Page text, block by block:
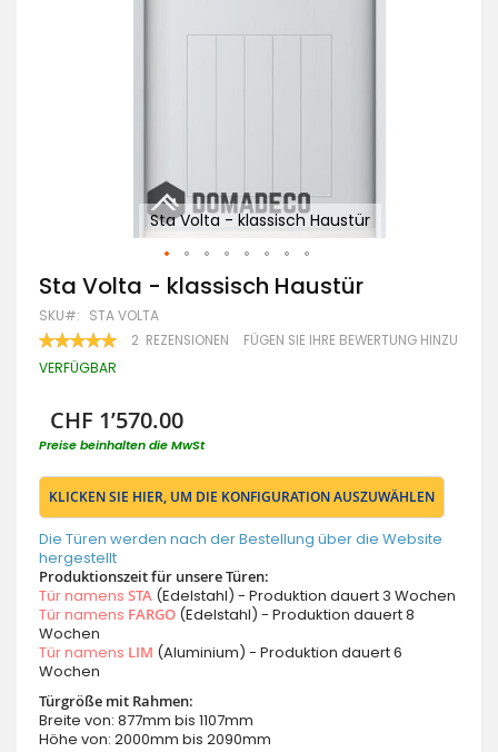
Sta Volta - klassisch Haustür
Zum
Anfang
der
Bildgalerie
springen
Sta Volta - klassisch Haustür
SKU STA VOLTA
BEWERTUNG:
100
2 REZENSIONEN FÜGEN SIE IHRE BEWERTUNG HINZU
VERFÜGBAR
CHF 1’570.00
Preise beinhalten die MwSt
KLICKEN SIE HIER, UM DIE KONFIGURATION AUSZUWÄHLEN
Die Türen werden nach der Bestellung über die Website
hergestellt
Produktionszeit für unsere Türen:
Tür namens STA (Edelstahl) - Produktion dauert 3 Wochen
Tür namens FARGO (Edelstahl) - Produktion dauert 8
Wochen
Tür namens LIM (Aluminium) - Produktion dauert 6
Wochen
Türgröße mit Rahmen:
Breite von: 877mm bis 1107mm
Höhe von: 2000mm bis 2090mm